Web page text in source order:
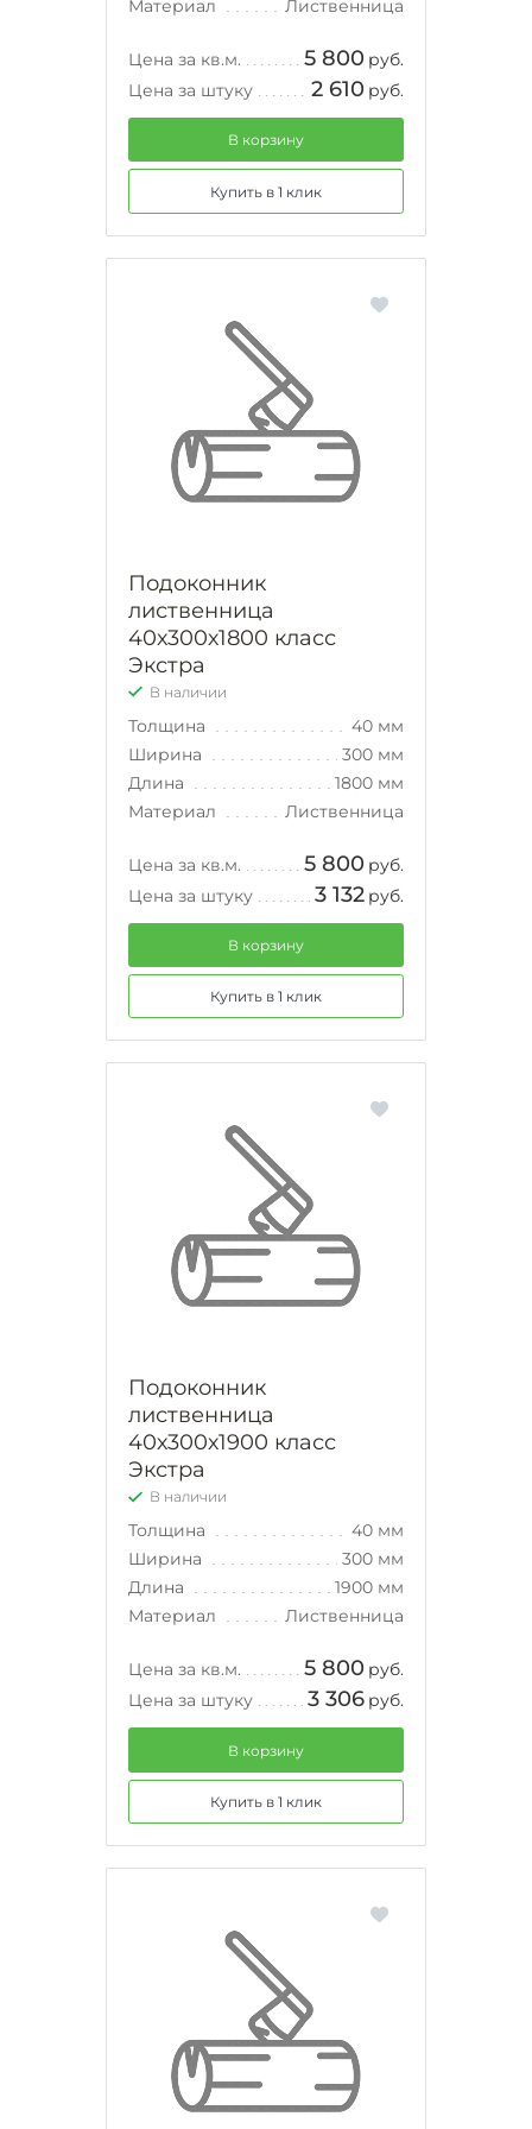
Материал Лиственница
Цена за кв.м. 5 800 руб.
Цена за штуку
2 610 руб.
В корзину
Купить в 1 клик
Подоконник
лиственница
40х300х1800 класс
Экстра
В наличии
Толщина
40 мм
Ширина
300 мм
Длина
1800 мм
Материал
Лиственница
Цена за кв.м. 5 800 руб.
Цена за штуку
3 132 руб.
В корзину
Купить в 1 клик
Подоконник
лиственница
40х300х1900 класс
Экстра
В наличии
Толщина
40 мм
Ширина
300 мм
Длина
1900 мм
Материал
Лиственница
Цена за кв.м. 5 800 руб.
Цена за штуку
3 306 руб.
В корзину
Купить в 1 клик